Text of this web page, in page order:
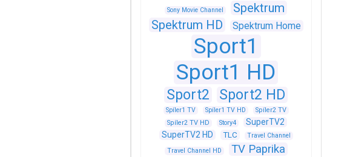
Sony Movie Channel
Spektrum
Spektrum HD
Spektrum Home
Sport1
Sport1 HD
Sport2 Sport2 HD
Spíler1 TV Spíler1 TV HD
Spíler2 TV
Spíler2 TV HD
Story4
SuperTV2
SuperTV2 HD
TLC
Travel Channel
Travel Channel HD
TV Paprika